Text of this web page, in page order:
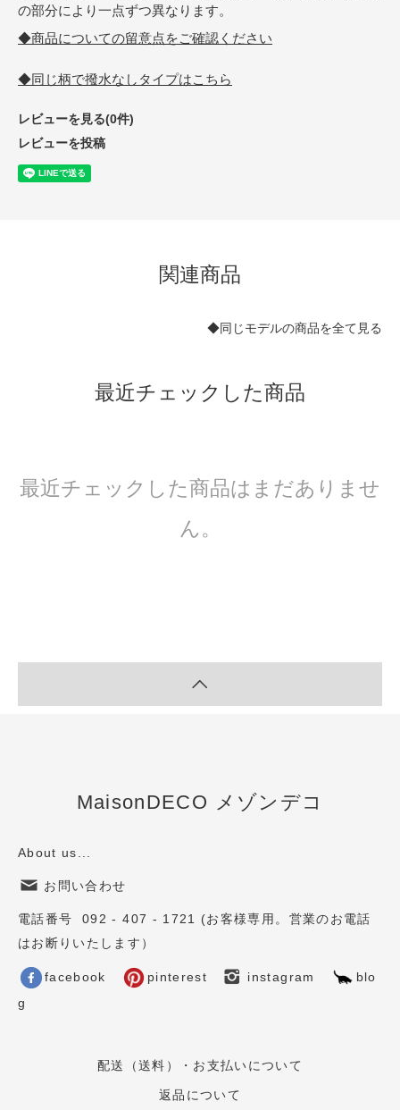
の部分により一点ずつ異なります。
◆商品についての留意点をご確認ください
◆同じ柄で撥水なしタイプはこちら
レビューを見る(0件)
レビューを投稿
関連商品
◆同じモデルの商品を全て見る
最近チェックした商品
最近チェックした商品はまだありませ
ん。
MaisonDECO メゾンデコ
About us...
お問い合わせ
電話番号 092 - 407 - 1721 (お客様専用。営業のお電話
はお断りいたします）
facebook pinterest instagram
blo
g
配送（送料）・お支払いについて
返品について